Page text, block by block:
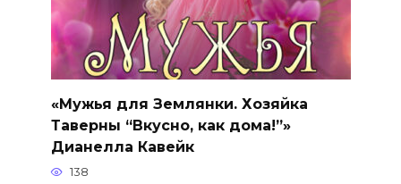
«Мужья для Землянки. Хозяйка
Таверны “Вкусно, как дома!”»
Дианелла Кавейк
138